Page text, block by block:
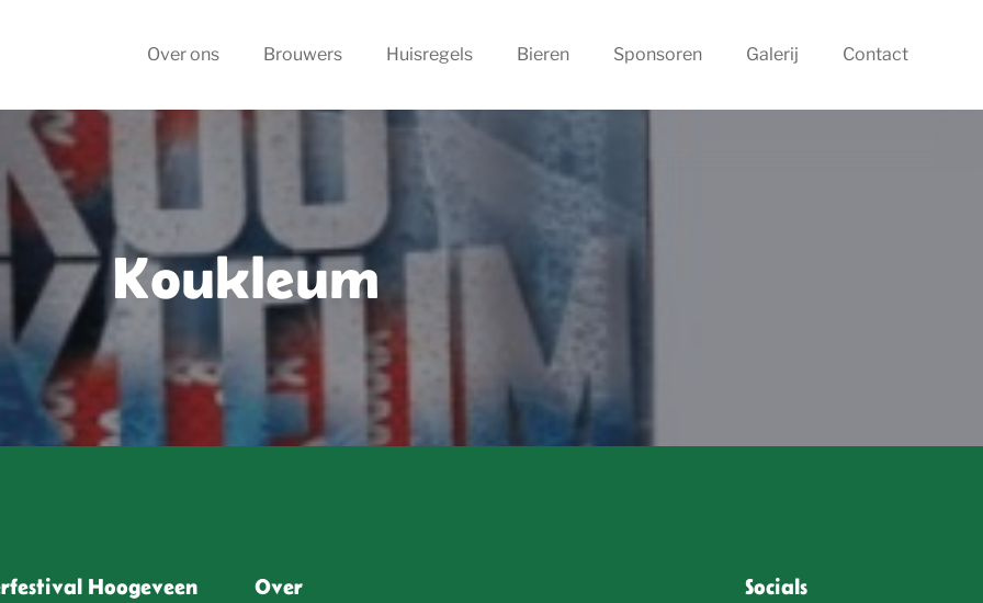
Over ons
Brouwers Huisregels Bieren Sponsoren Galerij Contact
Koukleum
Hoogeveen Over Socials